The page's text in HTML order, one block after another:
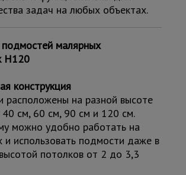
задач на любых объектах.
малярных
H120
конструкция
расположены на разной высоте
см, 60 см, 90 см и 120 см.
можно удобно работать на
и использовать подмости даже в
потолков от 2 до 3,3